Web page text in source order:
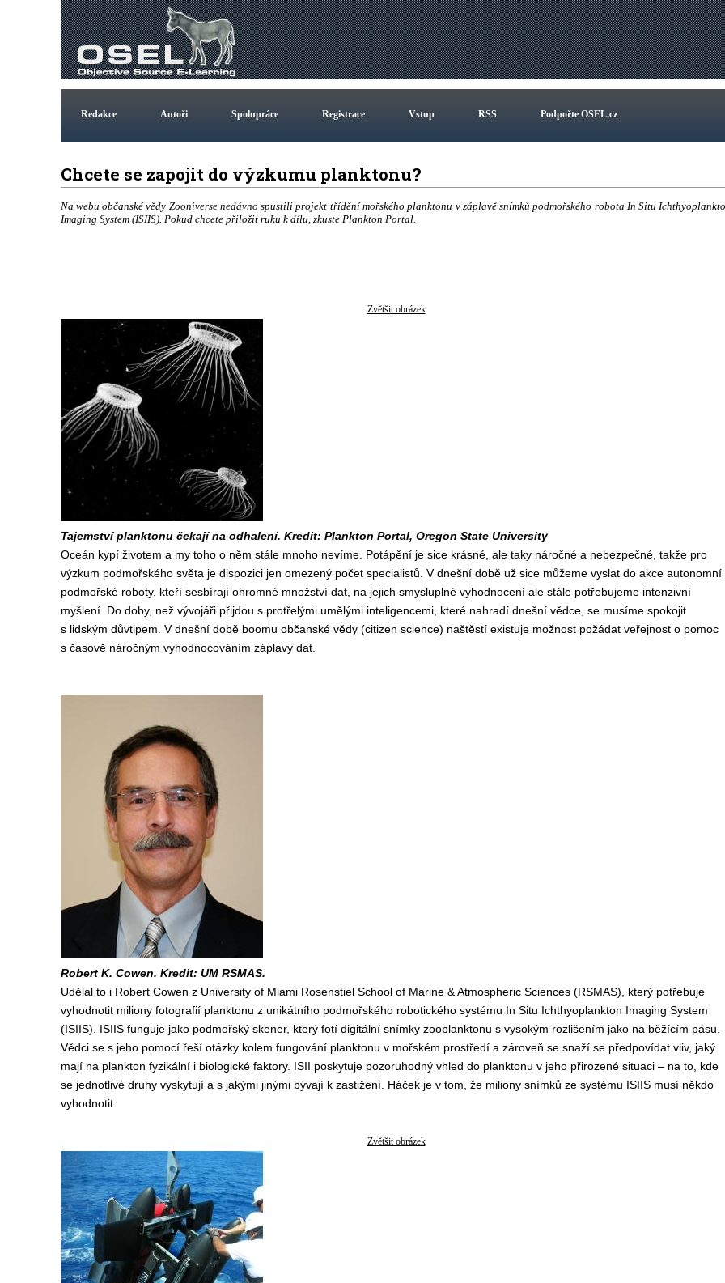
Redakce Autoři Spolupráce Registrace Vstup RSS Podpořte OSEL.cz
Chcete se zapojit do výzkumu planktonu?
Na webu občanské vědy Zooniverse nedávno spustili projekt třídění mořského planktonu v záplavě snímků podmořského robota In Situ
Imaging System (ISIIS). Pokud chcete přiložit ruku k dílu, zkuste Plankton Portal.
Zvětšit obrázek
Tajemství planktonu čekají na odhalení. Kredit: Plankton Portal, Oregon State University
Oceán kypí životem a my toho o něm stále mnoho nevíme. Potápění je sice krásné, ale taky náročné a nebezpečné, takže pro
výzkum podmořského světa je dispozici jen omezený počet specialistů. V dnešní době už sice můžeme vyslat do akce autonomní
podmořské roboty, kteří sesbírají ohromné množství dat, na jejich smysluplné vyhodnocení ale stále potřebujeme intenzivní
myšlení. Do doby, než vývojáři přijdou s protřelými umělými inteligencemi, které nahradí dnešní vědce, se musíme spokojit
s lidským důvtipem. V dnešní době boomu občanské vědy (citizen science) naštěstí existuje možnost požádat veřejnost o pomoc
s časově náročným vyhodnocováním záplavy dat.
Robert K. Cowen. Kredit: UM RSMAS.
Udělal to i Robert Cowen z University of Miami Rosenstiel School of Marine & Atmospheric Sciences (RSMAS), který potřebuje
vyhodnotit miliony fotografií planktonu z unikátního podmořského robotického systému In Situ Ichthyoplankton Imaging System
(ISIIS). ISIIS funguje jako podmořský skener, který fotí digitální snímky zooplanktonu s vysokým rozlišením jako na běžícím pásu.
Vědci se s jeho pomocí řeší otázky kolem fungování planktonu v mořském prostředí a zároveň se snaží se předpovídat vliv, jaký
mají na plankton fyzikální i biologické faktory. ISII poskytuje pozoruhodný vhled do planktonu v jeho přirozené situaci – na to, kde
se jednotlivé druhy vyskytují a s jakými jinými bývají k zastižení. Háček je v tom, že miliony snímků ze systému ISIIS musí někdo
vyhodnotit.
Zvětšit obrázek